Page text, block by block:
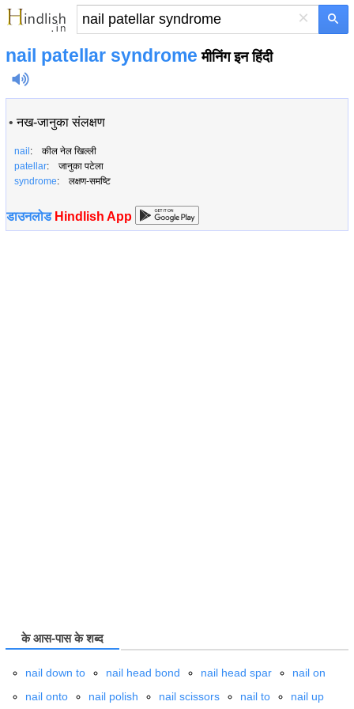
×
nail patellar syndrome मीनिंग इन हिंदी
•नख-जानुका संलक्षण
nail : कील नेल खिल्ली
patellar: जानुका पटेला
syndrome: लक्षण-समष्टि
डाउनलोड Hindlish App
के आस-पास के शब्द
nail down to nail head bond nail head spar
nail on
nail onto
nail polish nail scissors nail to nail up